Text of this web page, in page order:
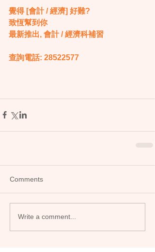
覺得 [會計 / 經濟] 好難?
致恆幫到你
最新推出, 會計 / 經濟科補習
查詢電話: 28522577
Comments
Write a comment...